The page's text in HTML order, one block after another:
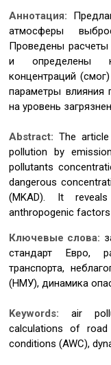
Аннотация:
атмосферы
Проведены расчеты
и определены
концентраций
параметры влияния
на уровень
Abstract:The
pollution by
pollutants
dangerous
(MKAD). It
anthropogenic
Ключевые слова:
стандарт Евро,
транспорта,
(НМУ), динамика
Keywords:air
calculations of road
conditions (AWC),